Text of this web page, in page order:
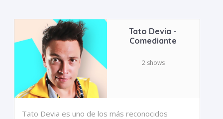
Tato Devia -
Comediante
2 shows
Tato Devia es uno de los más reconocidos